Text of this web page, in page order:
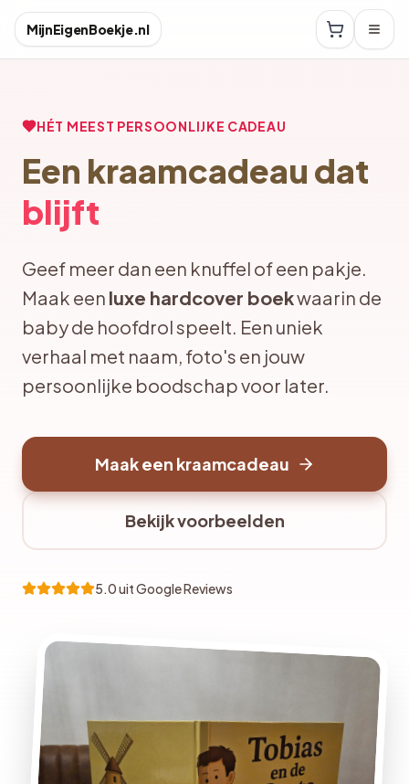
MijnEigenBoekje.nl
HÉT MEEST PERSOONLIJKE CADEAU
Een kraamcadeau dat
blijft
Geef meer dan een knuffel of een pakje.
Maak een luxe hardcover boekwaarin de
baby de hoofdrol speelt. Een uniek
verhaal met naam, foto's en jouw
persoonlijke boodschap voor later.
Maak een kraamcadeau
Bekijk voorbeelden
5.0 uit Google Reviews